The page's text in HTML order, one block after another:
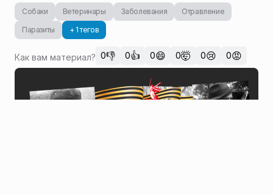
Собаки Ветеринары Заболевания
Отравление
Паразиты
+ 1 тегов
Как вам материал? 0👎 0👍 0😄 0🤯 0😢 0😡